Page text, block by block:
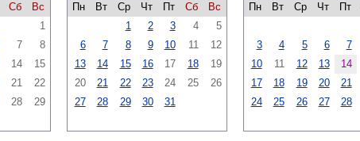
Сб
Вс
1
7
8
14
15
21
22
28
29
Пн
Вт Ср Чт Пт Сб
Вс
1
2 3 4
5
6
7 8 9 10 11
12
13
14 15 16 17 18
19
20
21 22 23 24 25
26
27
28 29 30 31
Пн
Вт Ср Чт Пт
3
4 5 6 7
10
11 12 13 14
17
18 19 20 21
24
25 26 27 28